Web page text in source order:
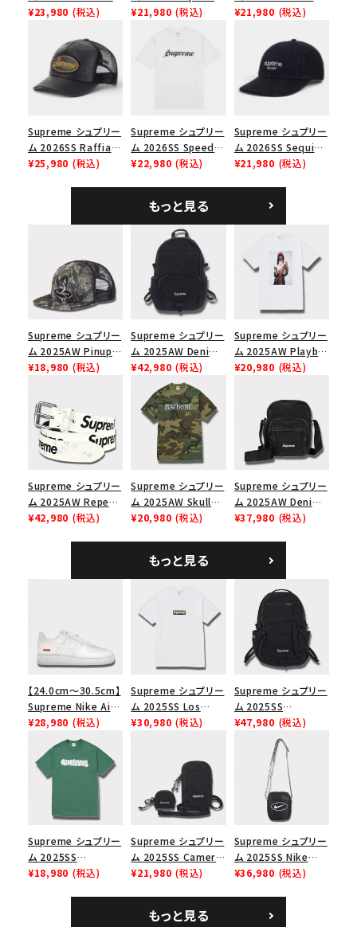
円 ～
Chino Twill Camp
ノツイル キャンプキャ
ップ ブラック
¥23,980 (税込)
Tee スピードTシャツ
¥21,980 (税込)
Box Tee スモールボ
¥21,980 (税込)
Supreme シュプリー
ム 2026SS Raffia
Mesh Back 5-Panel
¥25,980 (税込)
Supreme シュプリー
ム 2026SS Speed
Tee スピードTシャツ
¥22,980 (税込)
Supreme シュプリー
ム 2026SS Sequin
Denim Classic
シックロゴ 6パネルキ
ャップ ブラック
¥21,980 (税込)
もっと見る
Supreme シュプリー
ム 2025AW Pinup
Mesh Back 5-Panel
ュバック 5パネルキャ
ップ トゥルーティン
バーHTC フォールカ
¥18,980 (税込)
Supreme シュプリー
ム 2025AW Denim
Backpack デニム バ
ックパック ブラック
¥42,980 (税込)
Supreme シュプリー
ム 2025AW Playboi
Carti Tee プレイボ
¥20,980 (税込)
Supreme シュプリー
ム 2025AW Repeat
Leather Belt リピー
¥42,980 (税込)
Supreme シュプリー
ム 2025AW Skull
Tee スカル Tシャ
¥20,980 (税込)
Supreme シュプリー
ム 2025AW Denim
Shoulder Bag デニ
¥37,980 (税込)
もっと見る
【24.0cm～30.5cm】
Supreme Nike Air
Force 1 Low シュプ
リーム ナイキエアフォ
ース１スニーカー シ
ューズ ホワイト
¥28,980 (税込)
Supreme シュプリー
ム 2025SS Los
Angeles Fire Relief
スロゴTシャツ ホワ
¥30,980 (税込)
Supreme シュプリー
ム 2025SS
Backpack バックパッ
ク ブラック 黒
¥47,980 (税込)
Supreme シュプリー
ム 2025SS
Homerun Tee ホー
¥18,980 (税込)
Supreme シュプリー
ム 2025SS Camera
Bag + Mini Pouch
¥21,980 (税込)
Supreme シュプリー
ム 2025SS Nike
Leather Shoulder
¥36,980 (税込)
もっと見る